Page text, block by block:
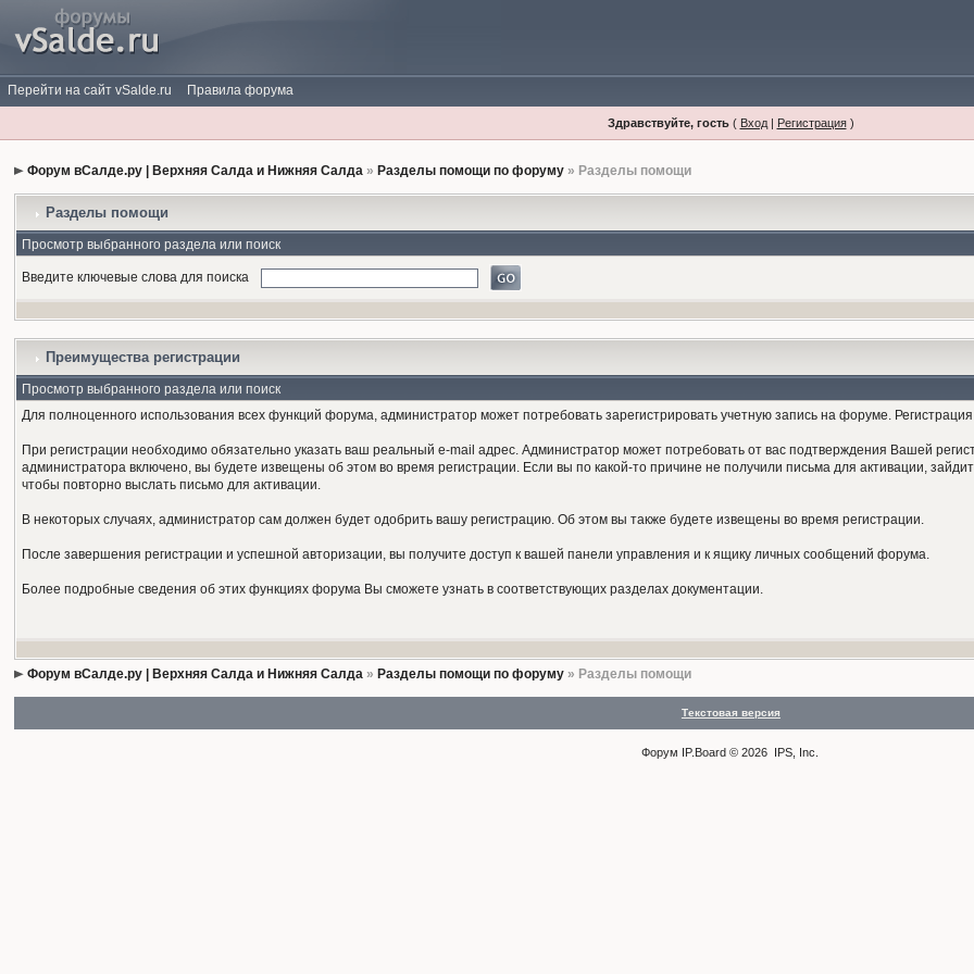
Перейти на сайт vSalde.ru Правила форума
Здравствуйте, гость( Вход| Регистрация)
Форум вСалде.ру | Верхняя Салда и Нижняя Салда » Разделы помощи по форуму » Разделы помощи
Разделы помощи
Просмотр выбранного раздела или поиск
Введите ключевые слова для поиска
Преимущества регистрации
Просмотр выбранного раздела или поиск
Для полноценного использования всех функций форума, администратор может потребовать зарегистрировать учетную запись на форуме.
При регистрации необходимо обязательно указать ваш реальный e-mail адрес. Администратор может потребовать от вас подтверждения Вашей
администратора включено, вы будете извещены об этом во время регистрации. Если вы по какой-то причине не получили письма для активации,
чтобы повторно выслать письмо для активации.
В некоторых случаях, администратор сам должен будет одобрить вашу регистрацию. Об этом вы также будете извещены во время регистрации.
После завершения регистрации и успешной авторизации, вы получите доступ к вашей панели управления и к ящику личных сообщений форума.
Более подробные сведения об этих функциях форума Вы сможете узнать в соответствующих разделах документации.
Форум вСалде.ру | Верхняя Салда и Нижняя Салда » Разделы помощи по форуму » Разделы помощи
Текстовая версия
Форум IP.Board © 2026 IPS, Inc